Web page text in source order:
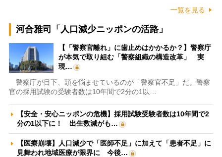
一覧を見る
河合雅司「人口減少ニッポンの活路」
【「警察官離れ」に歯止めはかかるか？】警察庁
が本気で取り組む「警察組織の構造改革」 実
現…
警察庁が目下、頭を悩ませているのが「警察官不足」だ。警察
官の採用試験の受験者数は10年間で2分の1以…
【安全・安心ニッポンの危機】採用試験受験者数は10年間で2
分の1以下に！ 出生数減がも…
【医療崩壊】人口減少で「医師不足」に加えて「患者不足」に
見舞われ地域医療が限界に 今後…